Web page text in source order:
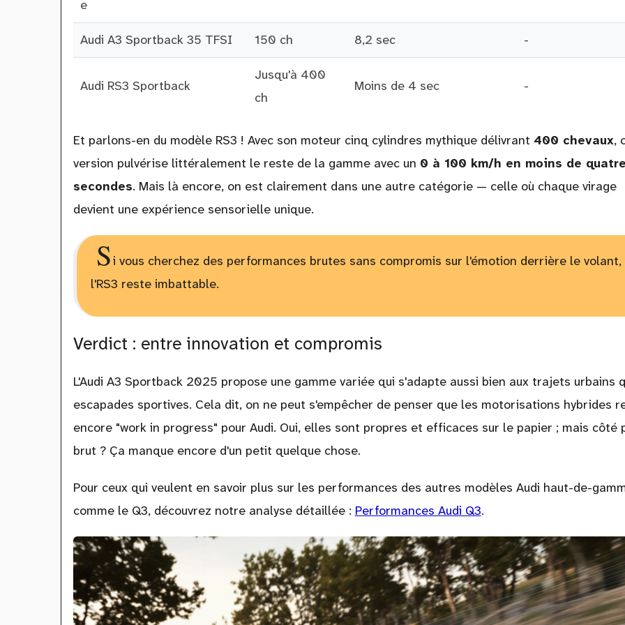
e
Audi A3 Sportback 35 TFSI 150 ch 8,2 sec -
Audi RS3 Sportback
Jusqu'à 400
ch
Moins de 4 sec -
Et parlons-en du modèle RS3 ! Avec son moteur cinq cylindres mythique délivrant 400 chevaux,
version pulvérise littéralement le reste de la gamme avec un 0 à 100 km/h en moins de quatre
secondes. Mais là encore, on est clairement dans une autre catégorie — celle où chaque virage
devient une expérience sensorielle unique.
Si vous cherchez des performances brutes sans compromis sur l'émotion derrière le volant,
l'RS3 reste imbattable.
Verdict : entre innovation et compromis
L'Audi A3 Sportback 2025 propose une gamme variée qui s'adapte aussi bien aux trajets urbains
escapades sportives. Cela dit, on ne peut s'empêcher de penser que les motorisations hybrides
encore "work in progress" pour Audi. Oui, elles sont propres et efficaces sur le papier ; mais côté
brut ? Ça manque encore d'un petit quelque chose.
Pour ceux qui veulent en savoir plus sur les performances des autres modèles Audi haut-de-
comme le Q3, découvrez notre analyse détaillée : Performances Audi Q3.